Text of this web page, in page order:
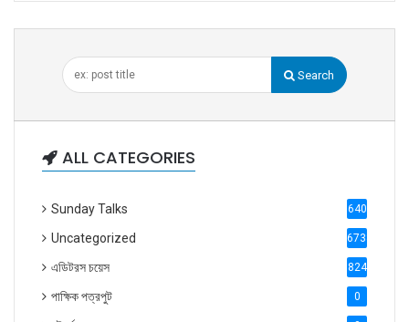
Search
ALL CATEGORIES
Sunday Talks 640
Uncategorized 6738
এডিটরস চয়েস 824
পাক্ষিক পত্রপুট 0